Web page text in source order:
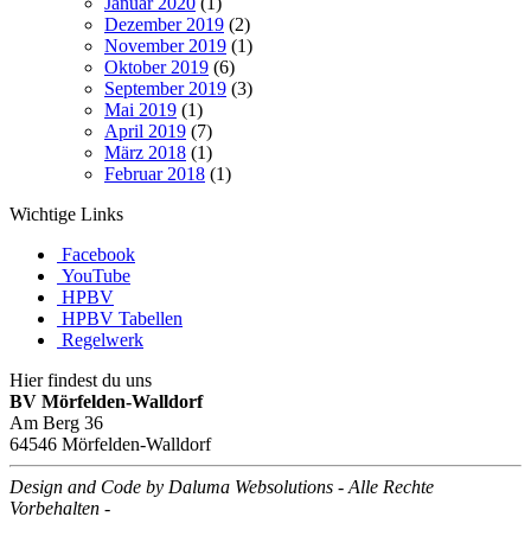
Dezember 2019 (2)
November 2019 (1)
Oktober 2019 (6)
September 2019 (3)
Mai 2019 (1)
April 2019 (7)
März 2018 (1)
Februar 2018 (1)
Wichtige Links
Facebook
YouTube
HPBV
HPBV Tabellen
Regelwerk
Hier findest du uns
BV Mörfelden-Walldorf
Am Berg 36
64546 Mörfelden-Walldorf
Design and Code by Daluma Websolutions - Alle Rechte
Vorbehalten -